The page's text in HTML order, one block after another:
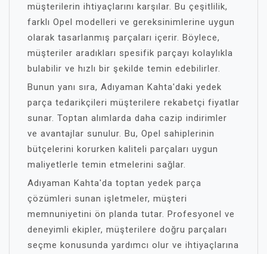
müşterilerin ihtiyaçlarını karşılar. Bu çeşitlilik,
farklı Opel modelleri ve gereksinimlerine uygun
olarak tasarlanmış parçaları içerir. Böylece,
müşteriler aradıkları spesifik parçayı kolaylıkla
bulabilir ve hızlı bir şekilde temin edebilirler.
Bunun yanı sıra, Adıyaman Kahta'daki yedek
parça tedarikçileri müşterilere rekabetçi fiyatlar
sunar. Toptan alımlarda daha cazip indirimler
ve avantajlar sunulur. Bu, Opel sahiplerinin
bütçelerini korurken kaliteli parçaları uygun
maliyetlerle temin etmelerini sağlar.
Adıyaman Kahta'da toptan yedek parça
çözümleri sunan işletmeler, müşteri
memnuniyetini ön planda tutar. Profesyonel ve
deneyimli ekipler, müşterilere doğru parçaları
seçme konusunda yardımcı olur ve ihtiyaçlarına